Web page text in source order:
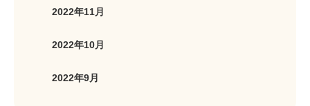
2022年11月
2022年10月
2022年9月